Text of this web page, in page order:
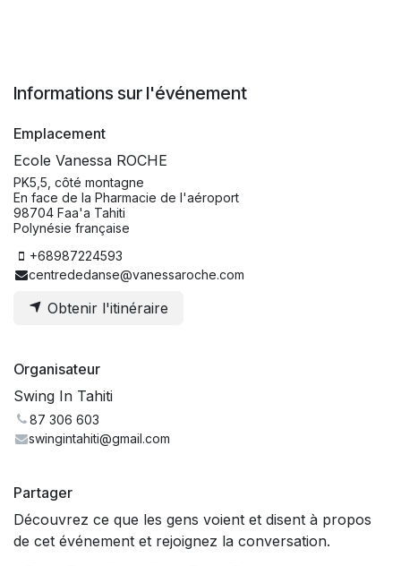
Informations sur l'événement
Emplacement
Ecole Vanessa ROCHE
PK5,5, côté montagne
En face de la Pharmacie de l'aéroport
98704 Faa'a Tahiti
Polynésie française
+68987224593
centrededanse@vanessaroche.com
Obtenir l'itinéraire
Organisateur
Swing In Tahiti
87 306 603
swingintahiti@gmail.com
Partager
Découvrez ce que les gens voient et disent à propos
de cet événement et rejoignez la conversation.